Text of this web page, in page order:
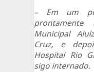
– Em um
prontamente
Municipal
Cruz, e
Hospital Rio
sigo internado.